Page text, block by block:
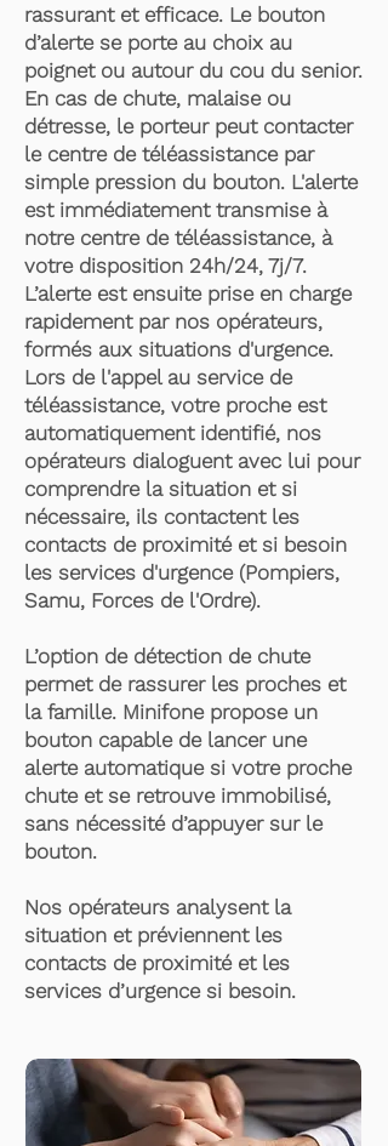
rassurant et efficace. Le bouton
d’alerte se porte au choix au
poignet ou autour du cou du senior.
En cas de chute, malaise ou
détresse, le porteur peut contacter
le centre de téléassistance par
simple pression du bouton. L'alerte
est immédiatement transmise à
notre centre de téléassistance, à
votre disposition 24h/24, 7j/7.
L’alerte est ensuite prise en charge
rapidement par nos opérateurs,
formés aux situations d'urgence.
Lors de l'appel au service de
téléassistance, votre proche est
automatiquement identifié, nos
opérateurs dialoguent avec lui pour
comprendre la situation et si
nécessaire, ils contactent les
contacts de proximité et si besoin
les services d'urgence (Pompiers,
Samu, Forces de l'Ordre).
L’option de détection de chute
permet de rassurer les proches et
la famille. Minifone propose un
bouton capable de lancer une
alerte automatique si votre proche
chute et se retrouve immobilisé,
sans nécessité d’appuyer sur le
bouton.
Nos opérateurs analysent la
situation et préviennent les
contacts de proximité et les
services d’urgence si besoin.